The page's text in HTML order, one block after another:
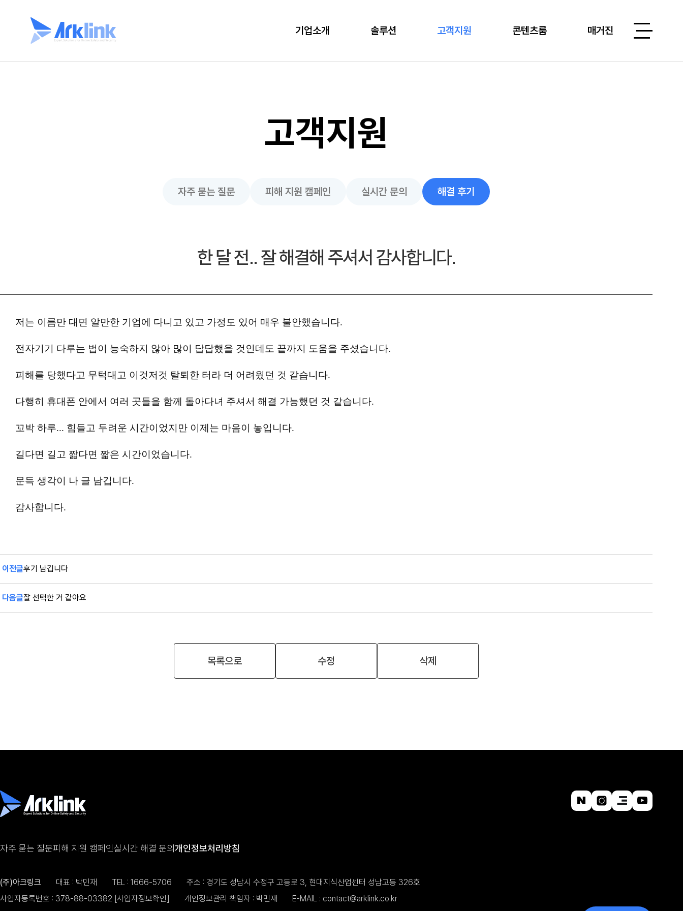
기업소개 솔루션 고객지원 콘텐츠룸 매거진
고객지원
자주 묻는 질문 피해 지원 캠페인 실시간 문의 해결 후기
한 달 전.. 잘 해결해 주셔서 감사합니다.
저는 이름만 대면 알만한 기업에 다니고 있고 가정도 있어 매우 불안했습니다.
전자기기 다루는 법이 능숙하지 않아 많이 답답했을 것인데도 끝까지 도움을 주셨습니다.
피해를 당했다고 무턱대고 이것저것 탈퇴한 터라 더 어려웠던 것 같습니다.
다행히 휴대폰 안에서 여러 곳들을 함께 돌아다녀 주셔서 해결 가능했던 것 같습니다.
꼬박 하루... 힘들고 두려운 시간이었지만 이제는 마음이 놓입니다.
길다면 길고 짧다면 짧은 시간이었습니다.
문득 생각이 나 글 남깁니다.
감사합니다.
이전글후기 남깁니다
다음글잘 선택한 거 같아요
목록으로 수정 삭제
자주 묻는 질문피해 지원 캠페인실시간 해결 문의개인정보처리방침
(주)아크링크 대표 : 박민재 TEL : 1666-5706
주소 : 경기도 성남시 수정구 고등로 3, 현대지식산업센터 성남고등 326호
사업자등록번호 : 378-88-03382 [사업자정보확인] 개인정보관리 책임자 : 박민재 E-MAIL : contact@arklink.co.kr